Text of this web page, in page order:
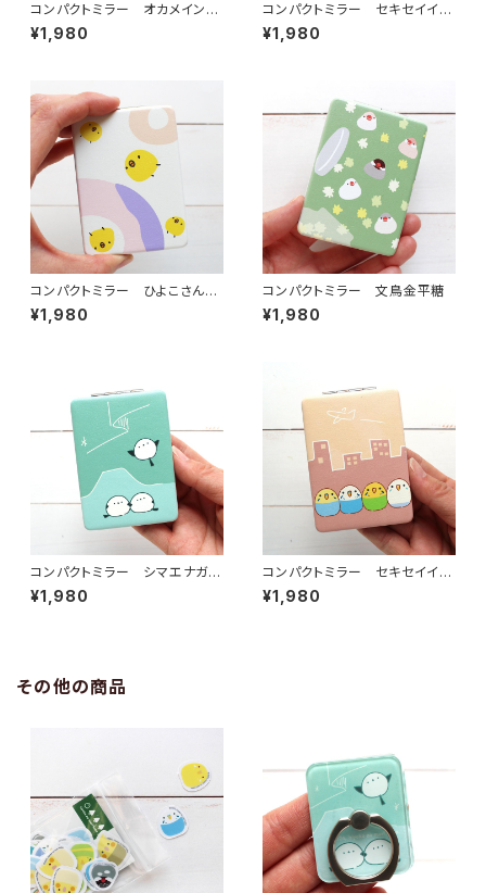
コンパクトミラー オカメイン
コ クッキー
¥1,980
コンパクトミラー セキセイイン
コ アイス
¥1,980
コンパクトミラー ひよこさんド
ーナツ
¥1,980
コンパクトミラー 文鳥金平糖
¥1,980
コンパクトミラー シマエナガオ
ーロラ
¥1,980
コンパクトミラー セキセイイン
コまち
¥1,980
その他の商品